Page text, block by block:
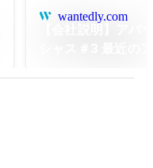
wantedly.com